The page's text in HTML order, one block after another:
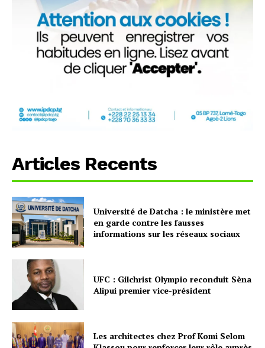
Articles Recents
Université de Datcha : le ministère met
en garde contre les fausses
informations sur les réseaux sociaux
UFC : Gilchrist Olympio reconduit Sèna
Alipui premier vice-président
Les architectes chez Prof Komi Selom